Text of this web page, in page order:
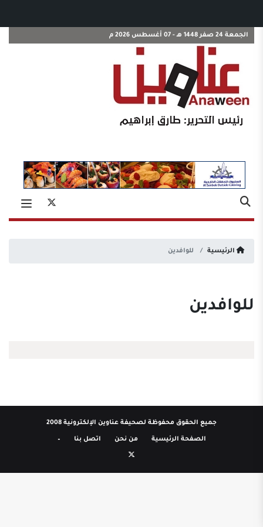
الجمعة 24 صفر 1448 هـ - 07 أغسطس 2026 م
الرئيسية للوافدين
للوافدين
جميع الحقوق محفوظة لصحيفة عناوين الإلكترونية 2008
الصفحة الرئيسية من نحن اتصل بنا –